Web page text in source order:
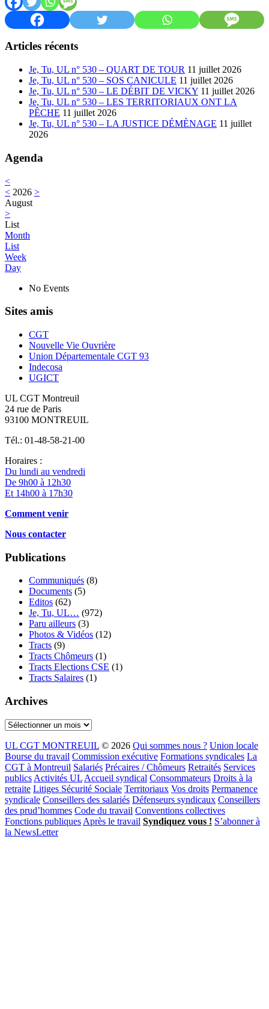
Articles récents
Je, Tu, UL n° 530 – QUART DE TOUR 11 juillet 2026
Je, Tu, UL n° 530 – SOS CANICULE 11 juillet 2026
Je, Tu, UL n° 530 – LE DÉBIT DE VICKY 11 juillet 2026
Je, Tu, UL n° 530 – LES TERRITORIAUX ONT LA
PÊCHE 11 juillet 2026
Je, Tu, UL n° 530 – LA JUSTICE DÉMÈNAGE 11 juillet
2026
Agenda
<
< 2026 >
August
>
List
Month
List
Week
Day
No Events
Sites amis
CGT
Nouvelle Vie Ouvrière
Union Départementale CGT 93
Indecosa
UGICT
UL CGT Montreuil
24 rue de Paris
93100 MONTREUIL
Tél.: 01-48-58-21-00
Horaires :
Du lundi au vendredi
De 9h00 à 12h30
Et 14h00 à 17h30
Comment venir
Nous contacter
Publications
Communiqués (8)
Documents (5)
Editos (62)
Je, Tu, UL… (972)
Paru ailleurs (3)
Photos & Vidéos (12)
Tracts (9)
Tracts Chômeurs (1)
Tracts Elections CSE (1)
Tracts Salaires (1)
Archives
Archives
UL CGT MONTREUIL © 2026 Qui sommes nous ? Union locale
Bourse du travail Commission exécutive Formations syndicales La
CGT à Montreuil Salariés Précaires / Chômeurs Retraités Services
publics Activités UL Accueil syndical Consommateurs Droits à la
retraite Litiges Sécurité Sociale Territoriaux Vos droits Permanence
syndicale Conseillers des salariés Défenseurs syndicaux Conseillers
des prud’hommes Code du travail Conventions collectives
Fonctions publiques Après le travail Syndiquez vous ! S’abonner à
la NewsLetter